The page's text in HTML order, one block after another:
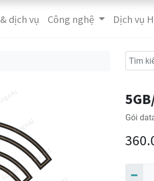
dịch vụ Công nghệ Dịch vụ
Gói